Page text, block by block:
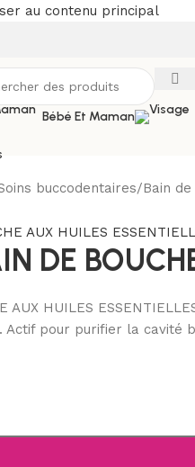
au contenu principal
Bébé Et Maman
buccodentaires/Bain
DE
AUX HUILES
Actif pour purifier la